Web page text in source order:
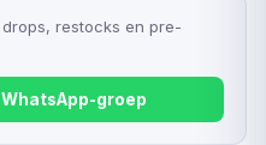
restocks en pre-
groep